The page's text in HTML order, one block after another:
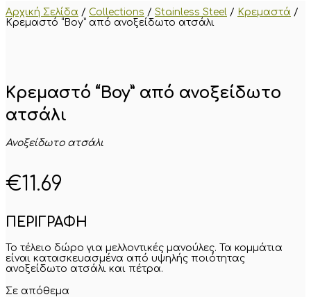
Αρχική Σελίδα / Collections / Stainless Steel / Κρεμαστά /
Κρεμαστό “Boy” από ανοξείδωτο ατσάλι
Κρεμαστό “Boy” από ανοξείδωτο
ατσάλι
Ανοξείδωτο ατσάλι
€11.69
ΠΕΡΙΓΡΑΦΗ
Το τέλειο δώρο για μελλοντικές μανούλες. Τα κομμάτια
είναι κατασκευασμένα από υψηλής ποιότητας
ανοξείδωτο ατσάλι και πέτρα.
Σε απόθεμα